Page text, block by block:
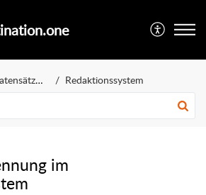
Content verwalten - Datensätze anlegen Redaktionssystem
im